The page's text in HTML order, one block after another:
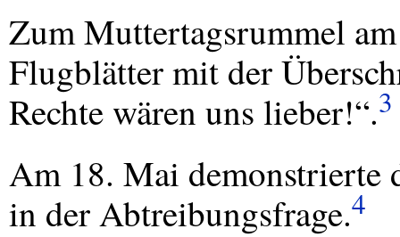
Zum Muttertagsrummel
Flugblätter mit der
Rechte wären uns lieber!“.3
Am 18. Mai demonstrierte
in der Abtreibungsfrage.4